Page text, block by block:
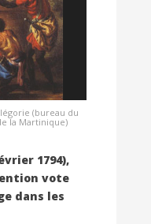
(bureau du
la Martinique)
1794),
vote
dans les